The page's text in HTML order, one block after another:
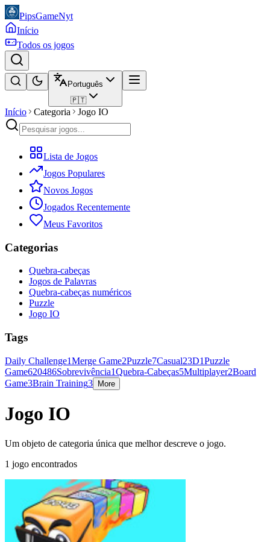
PipsGameNyt
Início
Todos os jogos
Português
🇵🇹
Início Categoria Jogo IO
Lista de Jogos
Jogos Populares
Novos Jogos
Jogados Recentemente
Meus Favoritos
Categorias
Quebra-cabeças
Jogos de Palavras
Quebra-cabeças numéricos
Puzzle
Jogo IO
Tags
Daily Challenge1Merge Game2Puzzle7Casual23D1Puzzle
Game620486Sobrevivência1Quebra-Cabeças5Multiplayer2Board
Game3Brain Training3 More
Jogo IO
Um objeto de categoria única que melhor descreve o jogo.
1 jogo encontrados